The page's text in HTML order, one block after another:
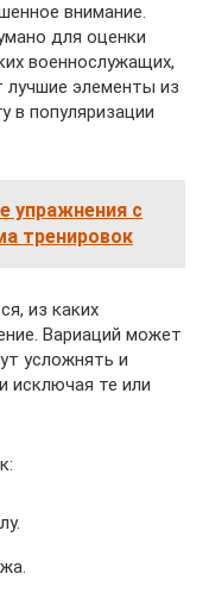
внимание.
для оценки
военнослужащих,
лучшие элементы из
в популяризации
упражнения с
тренировок
из каких
Вариаций может
усложнять и
исключая те или